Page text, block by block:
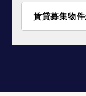
賃貸募集物